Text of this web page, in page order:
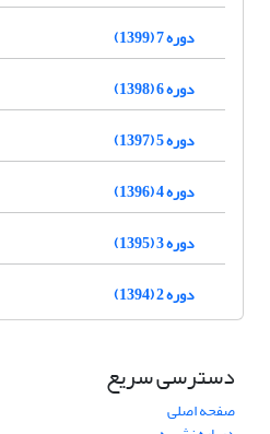
دوره 7 (1399)
دوره 6 (1398)
دوره 5 (1397)
دوره 4 (1396)
دوره 3 (1395)
دوره 2 (1394)
دسترسی سریع
صفحه اصلی